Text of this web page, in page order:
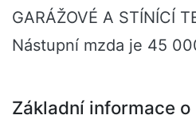
GARÁŽOVÉ A STÍNÍCÍ
Nástupní mzda je 45
Základní informace